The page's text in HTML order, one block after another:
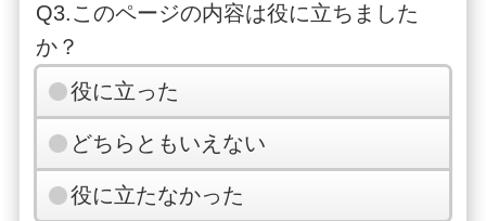
Q3.このページの内容は役に立ちました
か？
役に立った
どちらともいえない
役に立たなかった